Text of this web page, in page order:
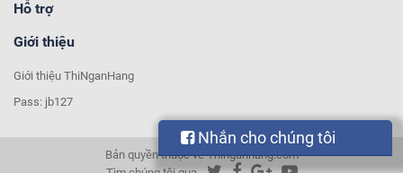
Hỗ trợ
Giới thiệu
Giới thiệu ThiNganHang
Pass: jb127
Bản quyền thuộc về Thinganhang.com
Nhắn cho chúng tôi